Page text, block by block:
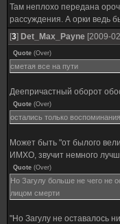
Там неплохо передана
рассуждения. А орки ведь
[3] Det_Max_Payne [2009-
Quote (Over)
сметая все на пути
Деепричастный оборот
Quote (Over)
остались только воспоминания.
Может быть "от былого
ИМХО, звучит немного
Quote (Over)
Но Загулу больше не чего не
лицом смерти
"Но Загулу не оставалось